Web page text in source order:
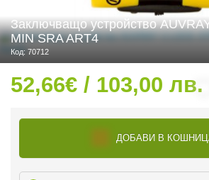
Заключващо устройство
MIN SRA ART4
Код: 70712
52,66€ / 103,00 лв.
ДОБАВИ В